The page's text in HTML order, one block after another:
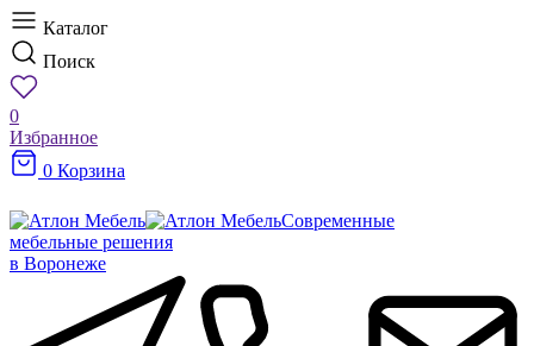
Каталог
Поиск
0
Избранное
0 Корзина
Современные
мебельные решения
в Воронеже